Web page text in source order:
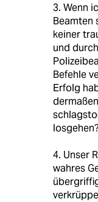
3. Wenn
Beamten
keiner
und
Befehle
Erfolg
4. Unser
wahres